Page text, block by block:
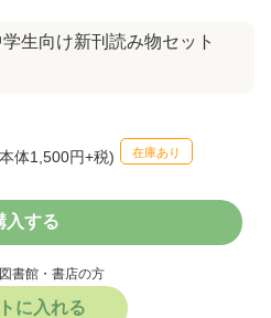
生向け新刊読み物セット
体1,500円+税) 在庫あり
入する
書館・書店の方
に入れる